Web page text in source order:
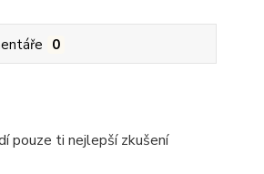
0
pouze ti nejlepší zkušení